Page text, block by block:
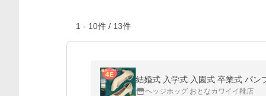
1 - 10件 / 13件
ヘッジホッグ おとなカワイイ靴店